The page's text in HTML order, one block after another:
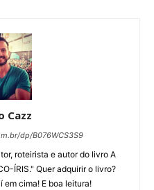
Cazz
dp/B076WCS3S9
roteirista e autor do livro A
ÍRIS." Quer adquirir o livro?
em cima! E boa leitura!